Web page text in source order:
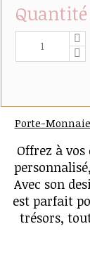
Quantité
Porte-
Offrez à
Avec son
est parfait
trésors,